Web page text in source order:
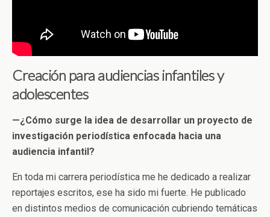
Creación para audiencias infantiles y
adolescentes
—¿Cómo surge la idea de desarrollar un proyecto de
investigación periodística enfocada hacia una
audiencia infantil?
En toda mi carrera periodística me he dedicado a realizar
reportajes escritos, ese ha sido mi fuerte. He publicado
en distintos medios de comunicación cubriendo temáticas